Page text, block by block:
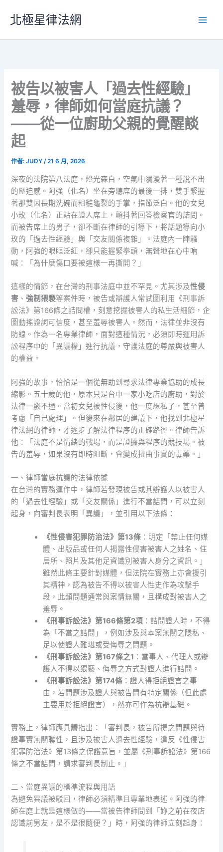
要
北極星律法網
被告以被害人「過去性經驗」
羞辱，律師如何當庭抗議？
——從一位廚助父親的覺醒談
起
作者:JUDY/21 6 月, 2026
深夜的法院第八法庭，燈光森白，空氣中瀰漫著一種說不出
的壓迫感。阿強（化名）坐在旁聽席的最後一排，雙手緊握
著那雙因長期洗碗而粗糙龜裂的手掌，指節泛白。他的女兒
小玫（化名）正站在證人席上，顫抖著回答檢察官的詰問。
而被告席上的男子，卻不斷在律師的引導下，將話題導向小
玫的「過去性經驗」與「交友關係複雜」。法庭內一陣騷
動，阿強的眼眶泛紅，卻只能握緊拳頭，無聲地在心中吶
喊：「為什麼傷口要被這樣一再撕開？」
這樣的情節，在台灣的刑事法庭中並不罕見。尤其涉及性侵
害 、強制猥褻等案件時，被告或辯護人常試圖利用《刑事訴
訟法》第166條之詰問權，刻意挖掘被害人的私生活細節，企
圖動搖證詞可信度，甚至羞辱被害人。然而，法律並非沒有
防線。作為一名專業律師，面對這種情況，必須即時運用訴
訟程序中的「異議權」進行抗議，守護法庭的尊嚴與被害人
的權益。
阿強的故事，恰恰是一個從無助到尋求法律專業協助的成長
縮影。五十歲的他，原本只是台中一家小吃店的廚助，對於
法律一竅不通。當初女兒被性侵後，他一度想私了，甚至曾
考慮「自己處理」。但後來在鄰居的建議下，他找到北極星
律法網的律師，才逐步了解法律程序的正確路徑。律師告訴
他：「法庭不是情緒的戰場，而是證據與程序的競技場。被
告的羞辱，如果沒有即時阻斷，會變成扭曲事實的毒藥。」
一、律師當庭抗議的法律依據
在台灣的實務運作中，律師若發現被告或其辯護人以被害人
的「過去性經驗」或「交友關係」進行不當詰問，可以立刻
起身，向審判長表明「異議」，並引用以下法條：
《性侵害犯罪防治法》第13條 ：明定「禁止任何媒
體、出版品或任何人揭露性侵害被害人之姓名、住
居所、照片及其他足資識別被害人身分之資訊。」
雖然此條主要針對媒體，但法院在實務上亦會援引
其精神，認為被告不得以被害人性史作為攻擊手
段，此類問題通常與案情無關，且構成對被害人之
羞辱。
《刑事訴訟法》第166條第2項 ：詰問證人時，不得
為「不當之詰問」，例如涉及與本案無關之隱私、
足以使證人難堪或受侮辱之問題。
《刑事訴訟法》第167條之1 ：當事人、代理人或辯
護人不得以猥褻、侮辱之方式對證人進行詰問。
《刑事訴訟法》第174條 ：證人得拒絕證言之事
由，若問題涉及證人與被告間有特定關係（但此處
主要用於拒絕證言），然亦可作為抗辯基礎。
實務上，律師應具體指出：「審判長，被告所提之問題與待
證事實無關聯性，且涉及被害人過去性經驗，違反《性侵害
犯罪防治法》第13條之保護意旨，並屬《刑事訴訟法》第166
條之不當詰問，請求審判長制止。」
二、當庭異議的標準流程與用語
為避免異議被駁回，律師必須精準且專業地表述。阿強的律
師在庭上就是這樣做的——當被告律師問到「妳之前在夜店
認識前男友，是不是很隨便？」時，阿強的律師立刻起身：